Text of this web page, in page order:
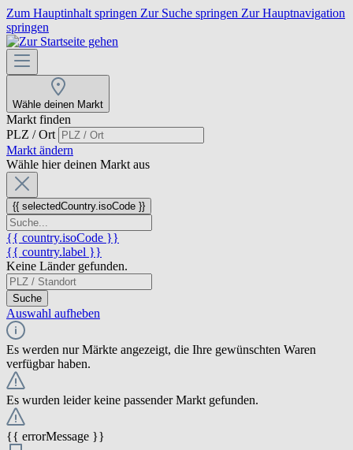
Zum Hauptinhalt springen Zur Suche springen Zur Hauptnavigation
springen
Wähle deinen Markt
Markt finden
PLZ / Ort
Markt ändern
Wähle hier deinen Markt aus
{{ selectedCountry.isoCode }}
{{ country.isoCode }}
{{ country.label }}
Keine Länder gefunden.
Suche
Auswahl aufheben
Es werden nur Märkte angezeigt, die Ihre gewünschten Waren
verfügbar haben.
Es wurden leider keine passender Markt gefunden.
{{ errorMessage }}